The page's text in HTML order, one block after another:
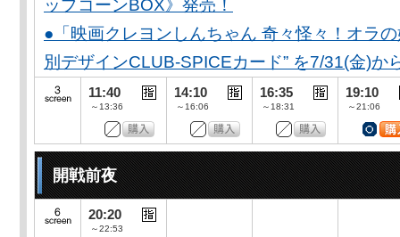
ップコーンBOX》発売！
●「映画クレヨンしんちゃん 奇々怪々！オラ
別デザインCLUB-SPICEカード” を7/31(金)か
11:40
～13:36
14:10
～16:06
16:35
～18:31
19:10
～21:06
開戦前夜
20:20
～22:53